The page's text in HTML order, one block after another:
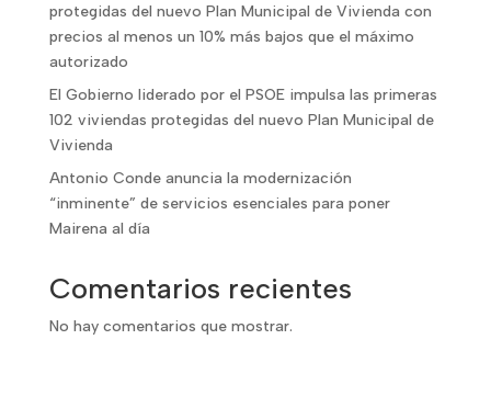
protegidas del nuevo Plan Municipal de Vivienda con
precios al menos un 10% más bajos que el máximo
autorizado
El Gobierno liderado por el PSOE impulsa las primeras
102 viviendas protegidas del nuevo Plan Municipal de
Vivienda
Antonio Conde anuncia la modernización
“inminente” de servicios esenciales para poner
Mairena al día
Comentarios recientes
No hay comentarios que mostrar.